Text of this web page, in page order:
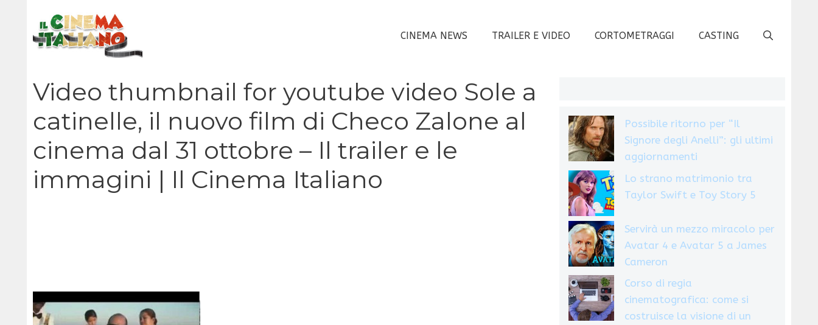
contenuto
CINEMA NEWS TRAILER E VIDEO CORTOMETRAGGI CASTING
Video thumbnail for youtube video Sole a
catinelle, il nuovo film di Checo Zalone al
cinema dal 31 ottobre – Il trailer e le
immagini | Il Cinema Italiano
Possibile ritorno per “Il
Signore degli Anelli”: gli ultimi
aggiornamenti
Lo strano matrimonio tra
Taylor Swift e Toy Story 5
Servirà un mezzo miracolo per
Avatar 4 e Avatar 5 a James
Cameron
Corso di regia
cinematografica: come si
costruisce la visione di un